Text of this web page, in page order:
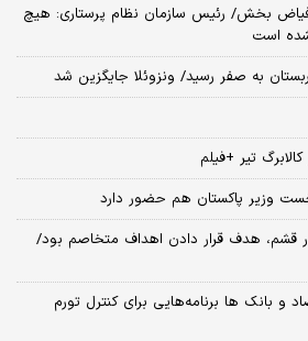
فیاض بخش/ رئیس سازمان نظام پرستاری: هیچ
است
به صفر رسید/ ونزوئلا جایگزین شد
تیر +فیلم
وزیر پاکستان هم حضور دارد
قشم، هدف قرار دادن اهداف متخاصم بود/
و بانک ها برنامه‌هایی برای کنترل تورم